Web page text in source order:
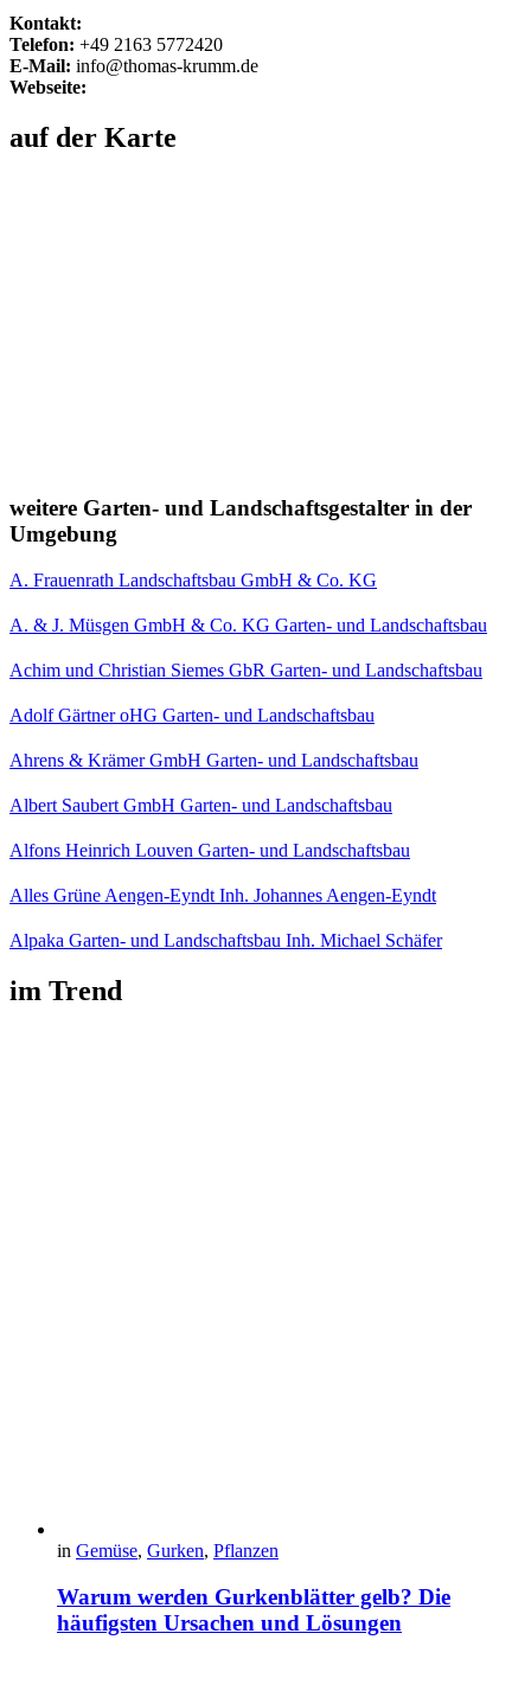
Kontakt:
Telefon: +49 2163 5772420
E-Mail: info@thomas-krumm.de
Webseite:
auf der Karte
weitere Garten- und Landschaftsgestalter in der
Umgebung
A. Frauenrath Landschaftsbau GmbH & Co. KG
A. & J. Müsgen GmbH & Co. KG Garten- und Landschaftsbau
Achim und Christian Siemes GbR Garten- und Landschaftsbau
Adolf Gärtner oHG Garten- und Landschaftsbau
Ahrens & Krämer GmbH Garten- und Landschaftsbau
Albert Saubert GmbH Garten- und Landschaftsbau
Alfons Heinrich Louven Garten- und Landschaftsbau
Alles Grüne Aengen-Eyndt Inh. Johannes Aengen-Eyndt
Alpaka Garten- und Landschaftsbau Inh. Michael Schäfer
im Trend
in Gemüse, Gurken, Pflanzen
Warum werden Gurkenblätter gelb? Die
häufigsten Ursachen und Lösungen